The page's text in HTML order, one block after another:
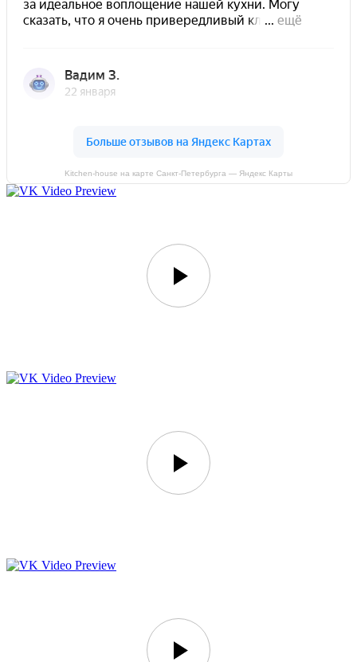
Kitchen-house на карте Санкт‑Петербурга — Яндекс Карты